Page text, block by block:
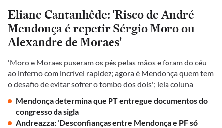
Eliane Cantanhêde: 'Risco de André
Mendonça é repetir Sérgio Moro ou
Alexandre de Moraes'
'Moro e Moraes puseram os pés pelas mãos e foram do céu
ao inferno com incrível rapidez; agora é Mendonça quem tem
o desafio de evitar sofrer o tombo dos dois'; leia coluna
Mendonça determina que PT entregue documentos do
congresso da sigla
Andreazza: 'Desconfianças entre Mendonça e PF só